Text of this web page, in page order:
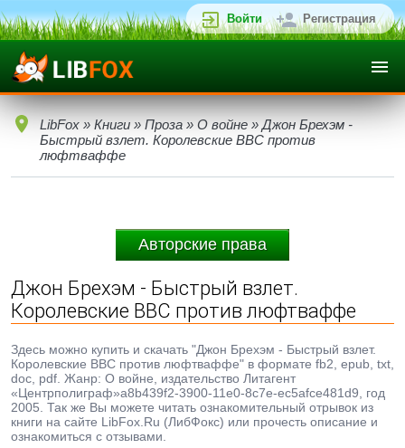
Войти Регистрация
LibFox » Книги » Проза » О войне » Джон Брехэм -
Быстрый взлет. Королевские ВВС против
люфтваффе
Авторские права
Джон Брехэм - Быстрый взлет.
Королевские ВВС против люфтваффе
Здесь можно купить и скачать "Джон Брехэм - Быстрый взлет.
Королевские ВВС против люфтваффе" в формате fb2, epub, txt,
doc, pdf. Жанр: О войне, издательство Литагент
«Центрполиграф»a8b439f2-3900-11e0-8c7e-ec5afce481d9, год
2005. Так же Вы можете читать ознакомительный отрывок из
книги на сайте LibFox.Ru (ЛибФокс) или прочесть описание и
ознакомиться с отзывами.